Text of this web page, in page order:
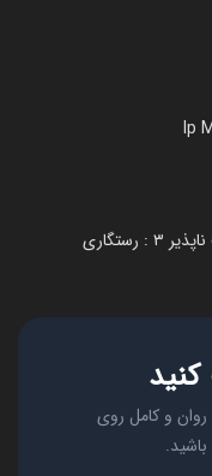
رستگاری
Ip
و کامل روی